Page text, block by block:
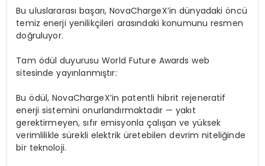
Bu uluslararası başarı, NovaChargeX’in dünyadaki öncü
temiz enerji yenilikçileri arasındaki konumunu resmen
doğruluyor.
Tam ödül duyurusu World Future Awards web
sitesinde yayınlanmıştır:
Bu ödül, NovaChargeX’in patentli hibrit rejeneratif
enerji sistemini onurlandırmaktadır — yakıt
gerektirmeyen, sıfır emisyonla çalışan ve yüksek
verimlilikle sürekli elektrik üretebilen devrim niteliğinde
bir teknoloji.